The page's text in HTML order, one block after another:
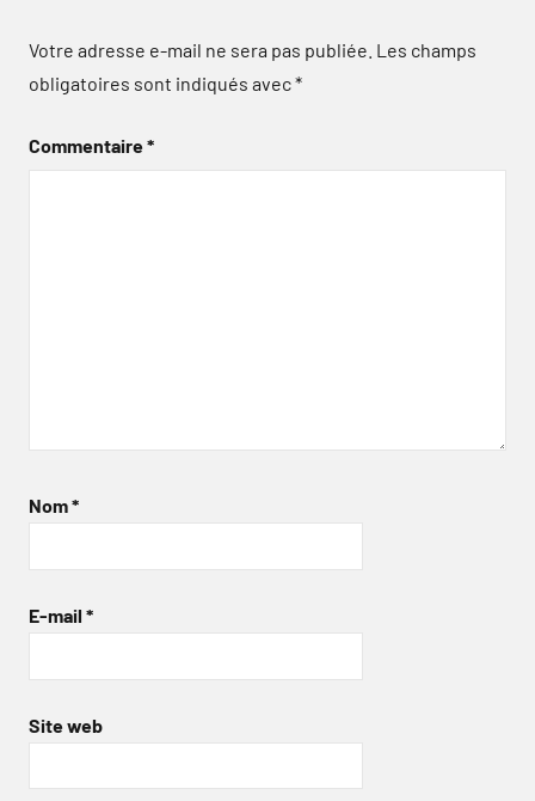
Votre adresse e-mail ne sera pas publiée. Les champs
obligatoires sont indiqués avec*
Commentaire*
Nom*
E-mail *
Site web